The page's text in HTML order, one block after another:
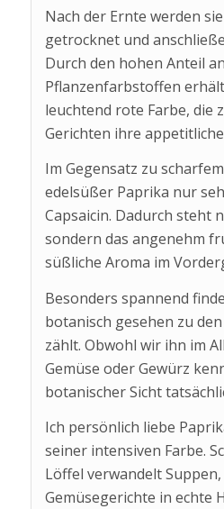
Nach der Ernte werden
getrocknet und
Durch den hohen Anteil
Pflanzenfarbstoffen
leuchtend rote Farbe, die
Gerichten ihre
Im Gegensatz zu
edelsüßer Paprika nur
Capsaicin. Dadurch steht
sondern das angenehm
süßliche Aroma im
Besonders spannend
botanisch gesehen zu
zählt. Obwohl wir ihn im
Gemüse oder Gewürz
botanischer Sicht
Ich persönlich liebe
seiner intensiven Farbe.
Löffel verwandelt
Gemüsegerichte in echte